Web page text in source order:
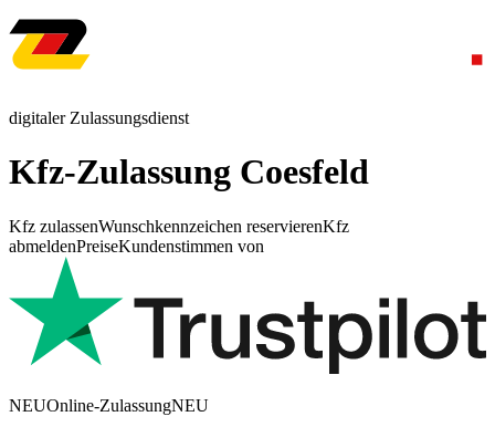
digitaler Zulassungsdienst
Kfz-Zulassung Coesfeld
Kfz zulassenWunschkennzeichen reservierenKfz
abmeldenPreiseKundenstimmen von
NEUOnline-ZulassungNEU